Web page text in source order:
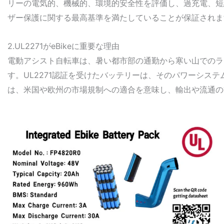
リーの電気的、機械的、環境的安全性を評価し、過充電、
ザー保護に関する最高基準を満たしていることが保証され
2.UL2271がeBikeに重要な理由
電動アシスト自転車は、暑い都市部の通勤から寒い山での
す。UL2271認証を受けたバッテリーは、そのパワーシス
は、米国や欧州の市場規制への適合を意味し、輸出や流通